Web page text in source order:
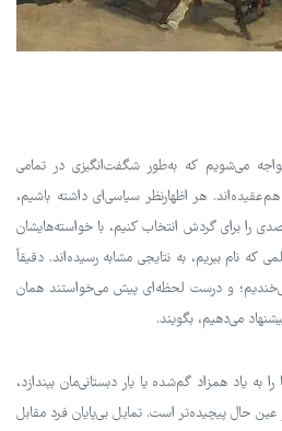
می‌شویم که به‌طور شگفت‌انگیزی در تمامی
هر اظهارنظر سیاسی‌ای داشته باشیم،
را برای گردش انتخاب کنیم، با خواسته‌هایشان
که نام ببریم، به نتایجی مشابه رسیده‌اند. دقیقاً
و درست لحظه‌ای پیش می‌خواستند همان
می‌دهیم، بگویند.
یاد همزاد گم‌شده یا یار دبستانی‌مان بیندازد،
عین حال پیچیده‌تر است. تمایل بی‌پایان فرد مقابل